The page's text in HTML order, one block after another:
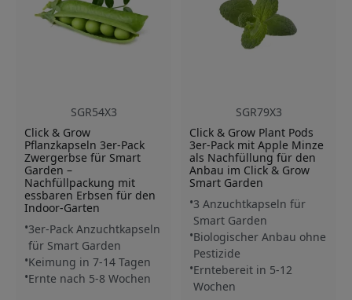
SGR54X3
Click & Grow
Pflanzkapseln 3er-Pack
Zwergerbse für Smart
Garden –
Nachfüllpackung mit
essbaren Erbsen für den
Indoor-Garten
3er-Pack Anzuchtkapseln
für Smart Garden
Keimung in 7-14 Tagen
Ernte nach 5-8 Wochen
SGR79X3
Click & Grow Plant Pods
3er-Pack mit Apple Minze
als Nachfüllung für den
Anbau im Click & Grow
Smart Garden
3 Anzuchtkapseln für
Smart Garden
Biologischer Anbau ohne
Pestizide
Erntebereit in 5-12
Wochen